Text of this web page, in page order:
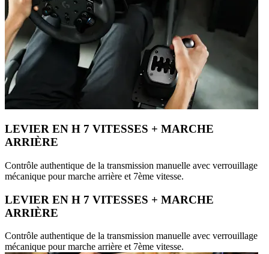
LEVIER EN H 7 VITESSES + MARCHE
ARRIÈRE
Contrôle authentique de la transmission manuelle avec verrouillage
mécanique pour marche arrière et 7ème vitesse.
LEVIER EN H 7 VITESSES + MARCHE
ARRIÈRE
Contrôle authentique de la transmission manuelle avec verrouillage
mécanique pour marche arrière et 7ème vitesse.